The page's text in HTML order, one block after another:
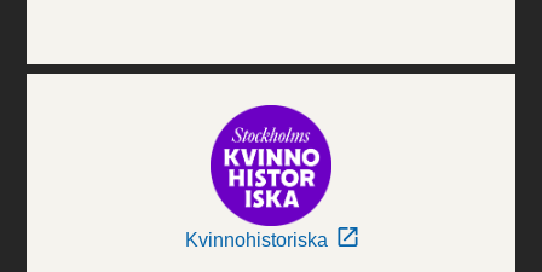
Kvinnohistoriska